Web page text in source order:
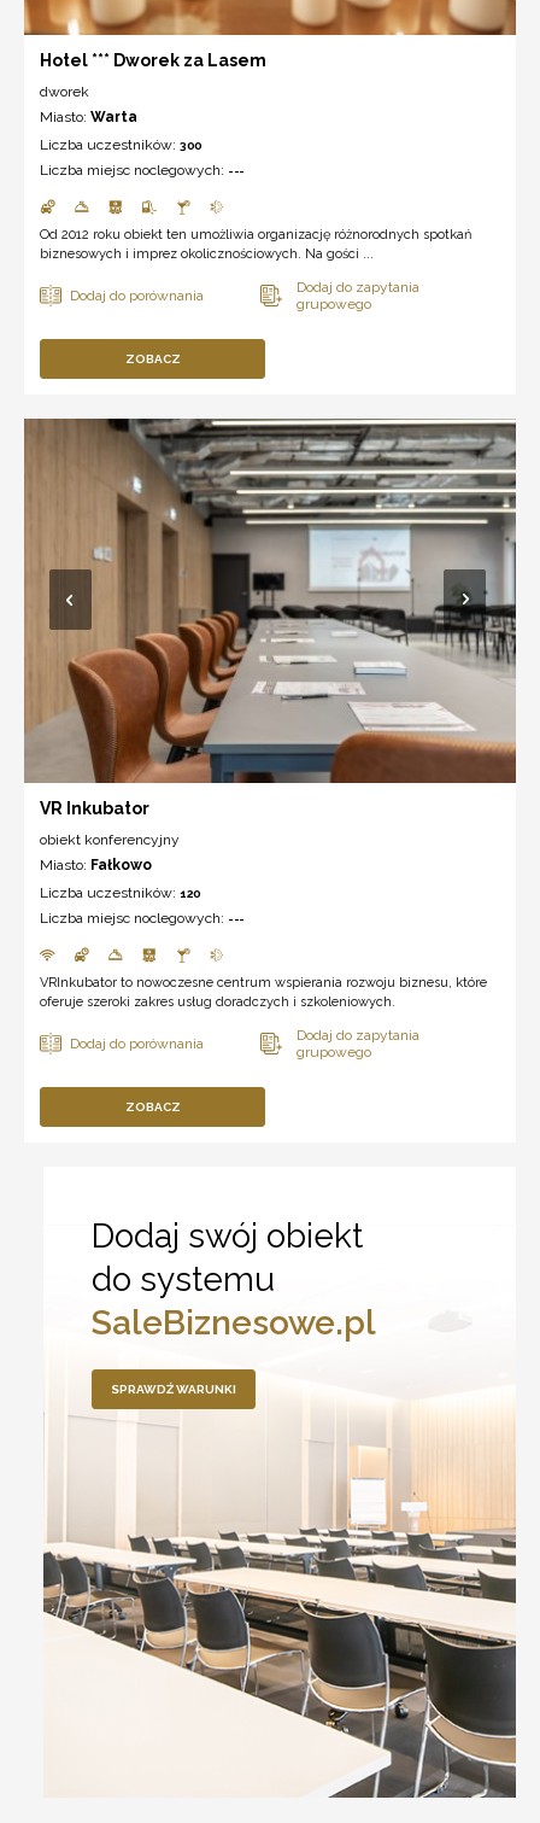
Hotel *** Dworek za Lasem
dworek
Miasto: Warta
Liczba uczestników: 300
Liczba miejsc noclegowych: ---
Od 2012 roku obiekt ten umożliwia organizację różnorodnych spotkań
biznesowych i imprez okolicznościowych. Na gości ...
ZOBACZ
VR Inkubator
obiekt konferencyjny
Miasto: Fałkowo
Liczba uczestników: 120
Liczba miejsc noclegowych: ---
VRInkubator to nowoczesne centrum wspierania rozwoju biznesu, które
oferuje szeroki zakres usług doradczych i szkoleniowych.
ZOBACZ
Dodaj swój obiekt
do systemu
SaleBiznesowe.pl
SPRAWDŹ WARUNKI